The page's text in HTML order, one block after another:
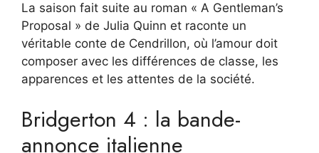
La saison fait suite au roman « A Gentleman’s
Proposal » de Julia Quinn et raconte un
véritable conte de Cendrillon, où l’amour doit
composer avec les différences de classe, les
apparences et les attentes de la société.
Bridgerton 4 : la bande-
annonce italienne